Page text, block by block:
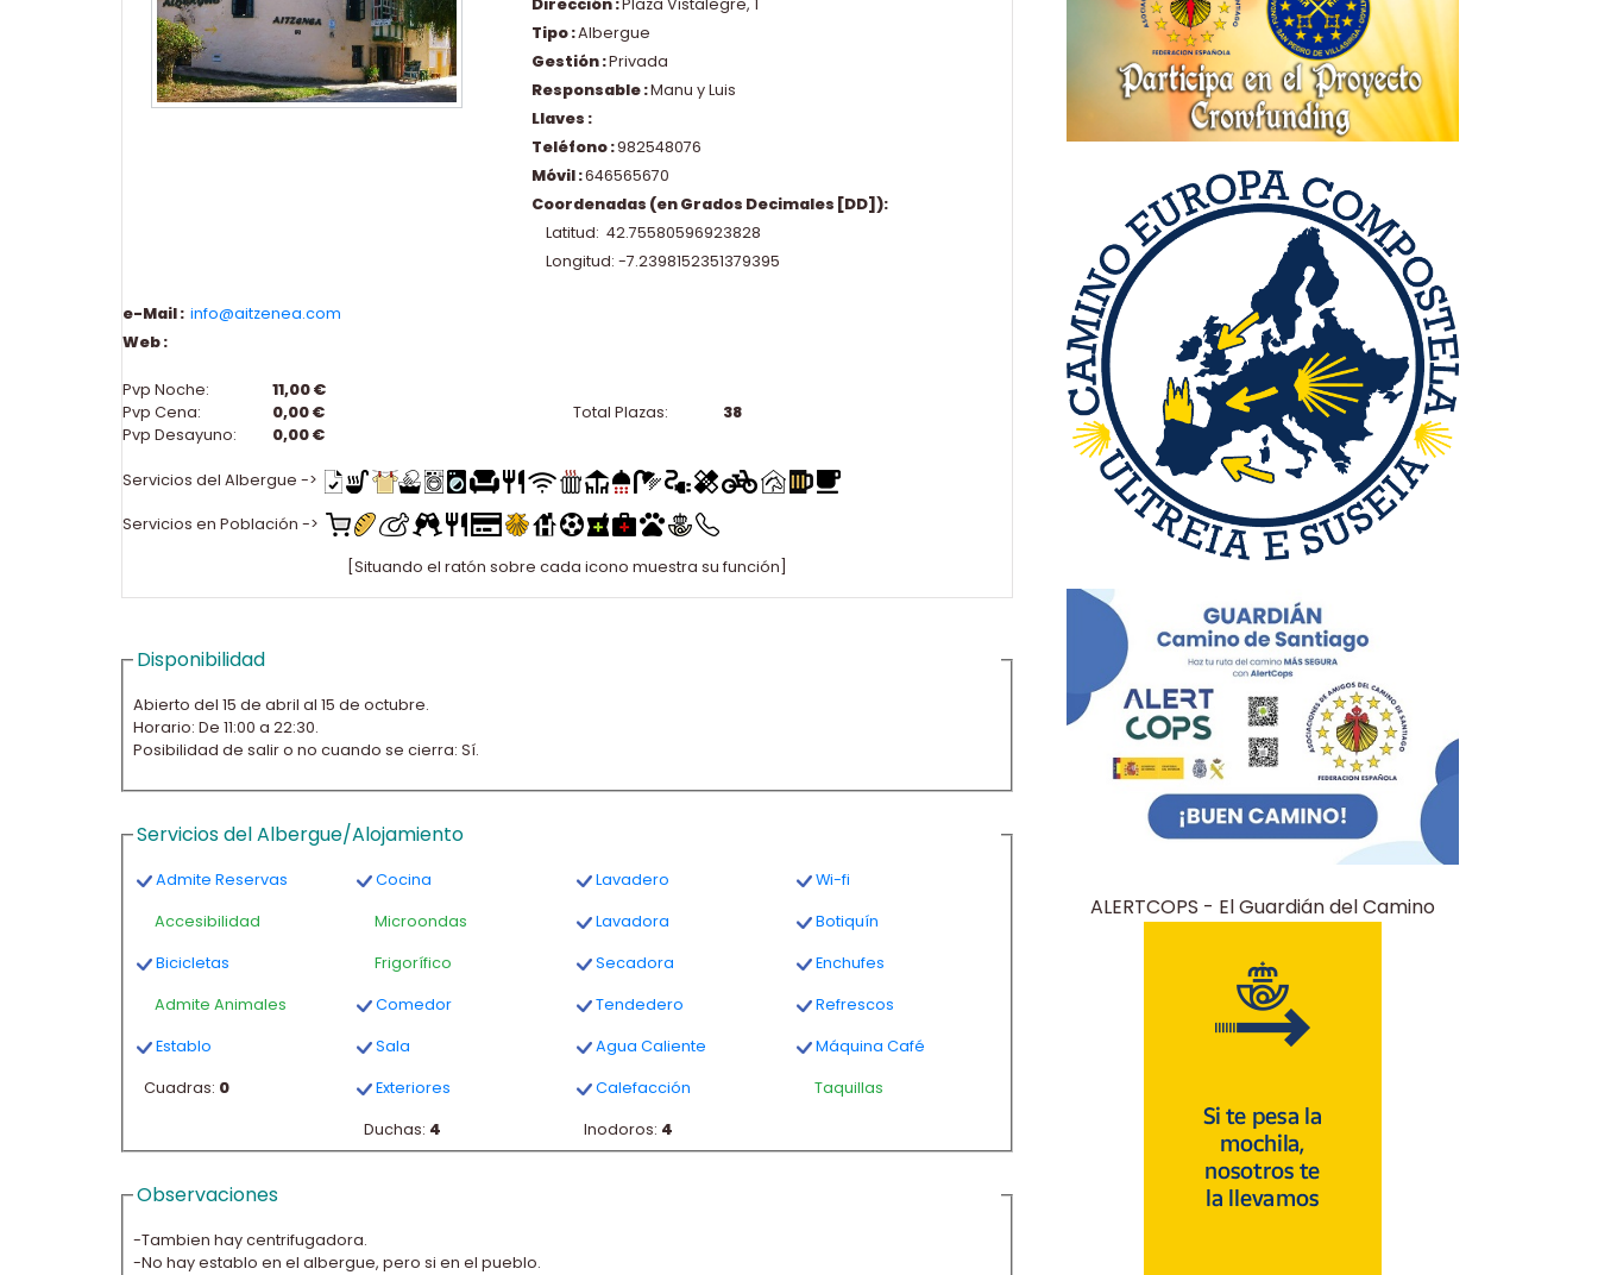
Dirección :Plaza Vistalegre, 1
Tipo :Albergue
Gestión :Privada
Responsable :Manu y Luis
Llaves :
Teléfono :982548076
Móvil :646565670
Coordenadas (en Grados Decimales [DD]):
Latitud: 42.75580596923828
Longitud: -7.2398152351379395
e-Mail : info@aitzenea.com
Web :
Pvp Noche:
11,00 €
Pvp Cena:
0,00 € Total Plazas:
38
Pvp Desayuno:
0,00 €
Servicios del Albergue ->
Servicios en Población ->
[Situando el ratón sobre cada icono muestra su función]
Disponibilidad
Abierto del 15 de abril al 15 de octubre.
Horario: De 11:00 a 22:30.
Posibilidad de salir o no cuando se cierra: Sí.
Servicios del Albergue/Alojamiento
Admite Reservas Cocina Lavadero Wi-fi
Accesibilidad Microondas Lavadora Botiquín
Bicicletas Frigorífico Secadora Enchufes
Admite Animales Comedor Tendedero Refrescos
Establo Sala Agua Caliente Máquina Café
Cuadras: 0 Exteriores Calefacción Taquillas
Duchas: 4 Inodoros: 4
Observaciones
-Tambien hay centrifugadora.
-No hay establo en el albergue, pero si en el pueblo.
ALERTCOPS - El Guardián del Camino